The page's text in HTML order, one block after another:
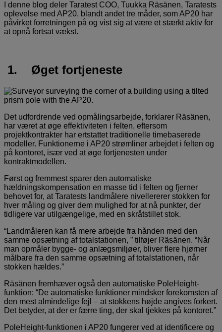
I denne blog deler Taratest COO, Tuukka Räsänen, Taratests
oplevelse med AP20, blandt andet tre måder, som AP20 har
påvirket forretningen på og vist sig at være et stærkt aktiv for
at opnå fortsat vækst.
1. Øget fortjeneste
Det udfordrende ved opmålingsarbejde, forklarer Räsänen,
har været at øge effektiviteten i felten, eftersom
projektkontrakter har ertstattet traditionelle timebaserede
modeller. Funktionerne i AP20 strømliner arbejdet i felten og
på kontoret, især ved at øge fortjenesten under
kontraktmodellen.
Først og fremmest sparer den automatiske
hældningskompensation en masse tid i felten og fjerner
behovet for, at Taratests landmålere nivellererer stokken for
hver måling og giver dem mulighed for at nå punkter, der
tidligere var utilgængelige, med en skråtstillet stok.
“Landmåleren kan få mere arbejde fra hånden med den
samme opsætning af totalstationen, ” tilføjer Räsänen. “Når
man opmåler bygge- og anlægsmiljøer, bliver flere hjørner
målbare fra den samme opsætning af totalstationen, når
stokken hældes.”
Räsänen fremhæver også den automatiske PoleHeight-
funktion: “De automatiske funktioner mindsker forekomsten af
den mest almindelige fejl – at stokkens højde angives forkert.
Det betyder, at der er færre ting, der skal tjekkes på kontoret.”
PoleHeight-funktionen i AP20 fungerer ved at identificere og